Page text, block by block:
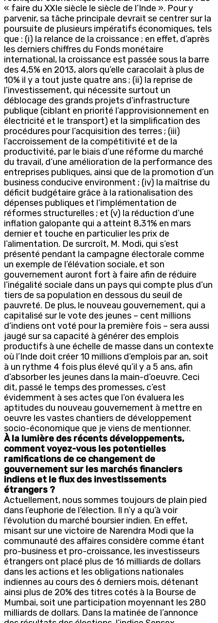
« faire du XXIe siècle le siècle de l’Inde ». Pour y
parvenir, sa tâche principale devrait se centrer sur la
poursuite de plusieurs impératifs économiques, tels
que : (i) la relance de la croissance ; en effet, d’après
les derniers chiffres du Fonds monétaire
international, la croissance est passée sous la barre
des 4,5% en 2013, alors qu’elle caracolait à plus de
10% il y a tout juste quatre ans ; (ii) la reprise de
l’investissement, qui nécessite surtout un
déblocage des grands projets d’infrastructure
publique (ciblant en priorité l’approvisionnement en
électricité et le transport) et la simplification des
procédures pour l’acquisition des terres ; (iii)
l’accroissement de la compétitivité et de la
productivité, par le biais d’une réforme du marché
du travail, d’une amélioration de la performance des
entreprises publiques, ainsi que de la promotion d’un
business conducive environment ; (iv) la maîtrise du
déficit budgétaire grâce à la rationalisation des
dépenses publiques et l’implémentation de
réformes structurelles ; et (v) la réduction d’une
inflation galopante qui a atteint 8,31% en mars
dernier et touche en particulier les prix de
l’alimentation. De surcroît, M. Modi, qui s’est
présenté pendant la campagne électorale comme
un exemple de l’élévation sociale, et son
gouvernement auront fort à faire afin de réduire
l’inégalité sociale dans un pays qui compte plus d’un
tiers de sa population en dessous du seuil de
pauvreté. De plus, le nouveau gouvernement, qui a
capitalisé sur le vote des jeunes – cent millions
d’indiens ont voté pour la première fois – sera aussi
jaugé sur sa capacité à générer des emplois
productifs à une échelle de masse dans un contexte
où l’Inde doit créer 10 millions d’emplois par an, soit
à un rythme 4 fois plus élevé qu’il y a 5 ans, afin
d’absorber les jeunes dans la main-d’oeuvre. Ceci
dit, passé le temps des promesses, c’est
évidemment à ses actes que l’on évaluera les
aptitudes du nouveau gouvernement à mettre en
oeuvre les vastes chantiers de développement
socio-économique que je viens de mentionner.
À la lumière des récents développements,
comment voyez-vous les potentielles
ramifications de ce changement de
gouvernement sur les marchés financiers
indiens et le flux des investissements
étrangers ?
Actuellement, nous sommes toujours de plain pied
dans l’euphorie de l’élection. Il n’y a qu’à voir
l’évolution du marché boursier indien. En effet,
misant sur une victoire de Narendra Modi que la
communauté des affaires considère comme étant
pro-business et pro-croissance, les investisseurs
étrangers ont placé plus de 16 milliards de dollars
dans les actions et les obligations nationales
indiennes au cours des 6 derniers mois, détenant
ainsi plus de 20% des titres cotés à la Bourse de
Mumbai, soit une participation moyennant les 280
milliards de dollars. Dans la matinée de l’annonce